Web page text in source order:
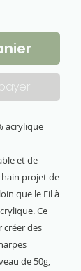
acrylique
et de
projet de
que le Fil à
Ce
des
de 50g,